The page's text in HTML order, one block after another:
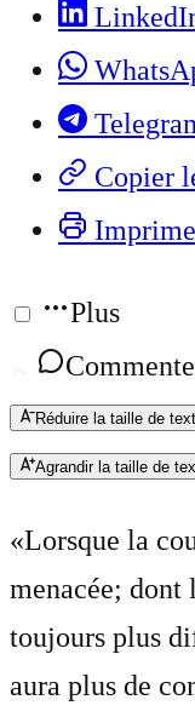
Copier
Plus
Réduire la taille de
Agrandir la taille de
«Lorsque la
menacée; dont
toujours plus
aura plus de